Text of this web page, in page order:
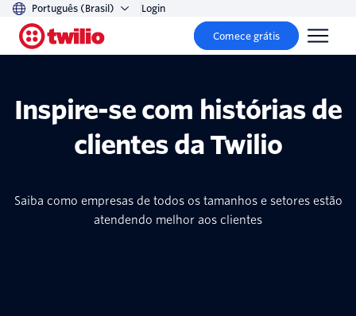
Português (Brasil) Login
Comece grátis
Inspire-se com histórias de
clientes da Twilio
Saiba como empresas de todos os tamanhos e setores estão
atendendo melhor aos clientes